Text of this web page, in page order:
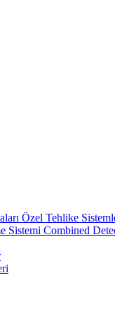
Özel Tehlike
Sistemi Combined